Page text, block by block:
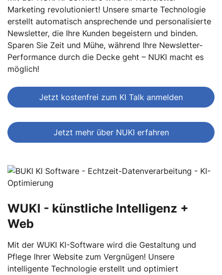
Marketing revolutioniert! Unsere smarte Technologie
erstellt automatisch ansprechende und personalisierte
Newsletter, die Ihre Kunden begeistern und binden.
Sparen Sie Zeit und Mühe, während Ihre Newsletter-
Performance durch die Decke geht – NUKI macht es
möglich!
Jetzt kostenfrei zum KI Talk anmelden
Jetzt mehr über NUKI erfahren
WUKI - künstliche Intelligenz +
Web
Mit der WUKI KI-Software wird die Gestaltung und
Pflege Ihrer Website zum Vergnügen! Unsere
intelligente Technologie erstellt und optimiert